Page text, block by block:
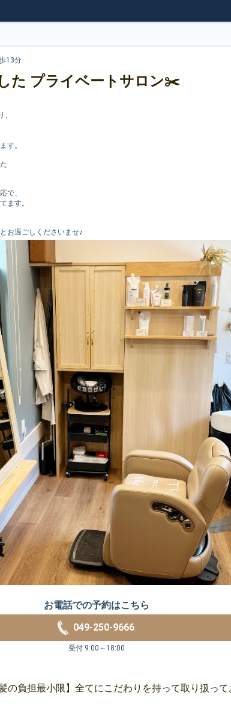
13分
た プライベートサロン✂️
す。
で、
ます。
お過ごしくださいませ♪
お電話での予約はこちら
049-250-9666
受付 9:00～18:00
の負担最小限】全てにこだわりを持って取り扱って